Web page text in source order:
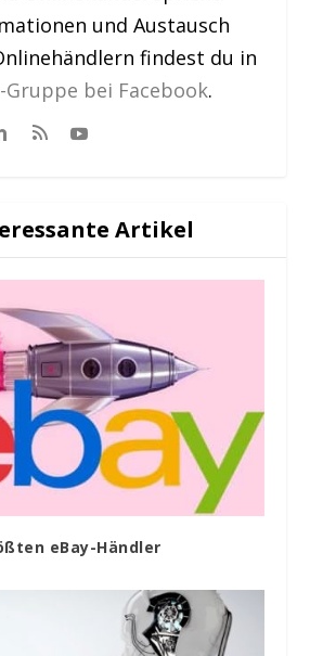
und Austausch
findest du in
bei Facebook.
Artikel
eBay-Händler